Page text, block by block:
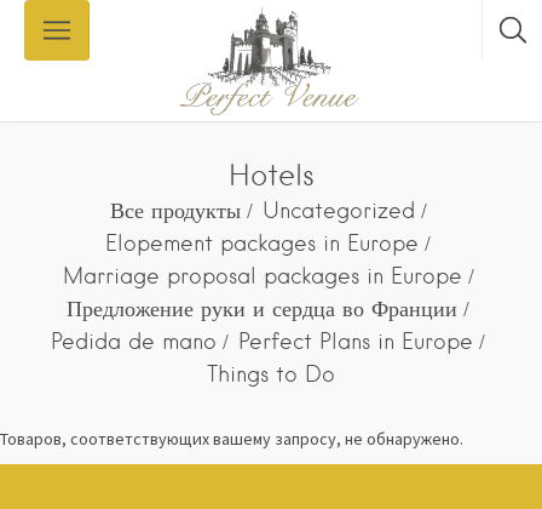
Hotels
Все продукты
Uncategorized
Elopement packages in Europe
Marriage proposal packages in Europe
Предложение руки и сердца во Франции
Pedida de mano
Perfect Plans in Europe
Things to Do
Товаров, соответствующих вашему запросу, не обнаружено.